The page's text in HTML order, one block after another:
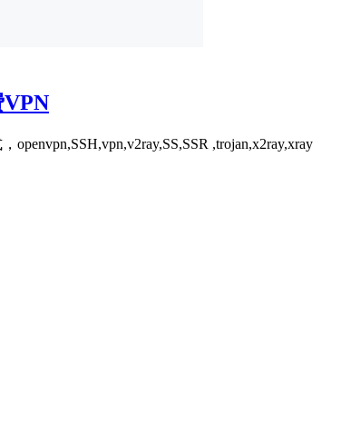
,trojan,x2ray,xray